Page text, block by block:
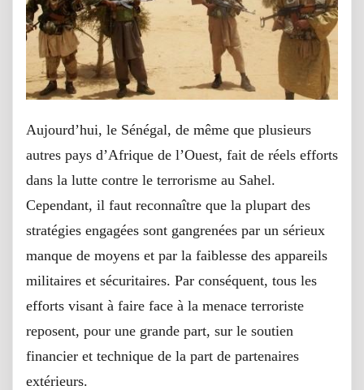
Aujourd’hui, le Sénégal, de même que plusieurs
autres pays d’Afrique de l’Ouest, fait de réels efforts
dans la lutte contre le terrorisme au Sahel.
Cependant, il faut reconnaître que la plupart des
stratégies engagées sont gangrenées par un sérieux
manque de moyens et par la faiblesse des appareils
militaires et sécuritaires. Par conséquent, tous les
efforts visant à faire face à la menace terroriste
reposent, pour une grande part, sur le soutien
financier et technique de la part de partenaires
extérieurs.